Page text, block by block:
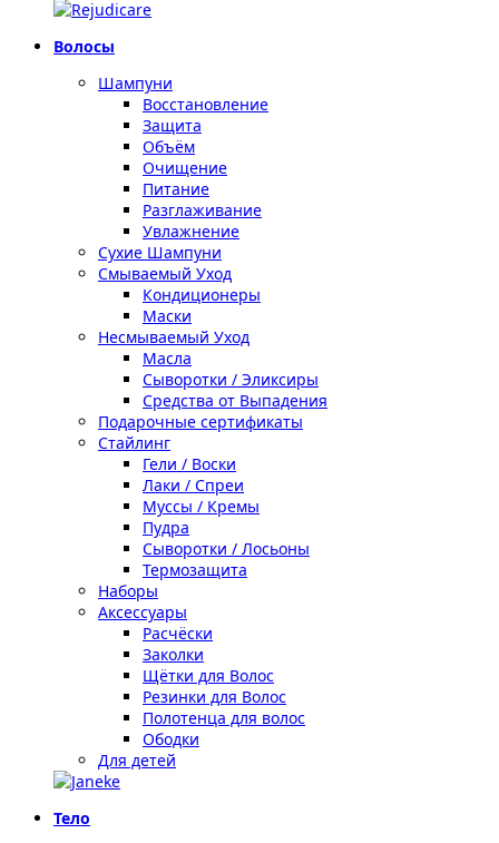
Волосы
Шампуни
Восстановление
Защита
Объём
Очищение
Питание
Разглаживание
Увлажнение
Сухие Шампуни
Смываемый Уход
Кондиционеры
Маски
Несмываемый Уход
Масла
Сыворотки / Эликсиры
Средства от Выпадения
Подарочные сертификаты
Стайлинг
Гели / Воски
Лаки / Спреи
Муссы / Кремы
Пудра
Сыворотки / Лосьоны
Термозащита
Наборы
Аксессуары
Расчёски
Заколки
Щётки для Волос
Резинки для Волос
Полотенца для волос
Ободки
Для детей
Тело